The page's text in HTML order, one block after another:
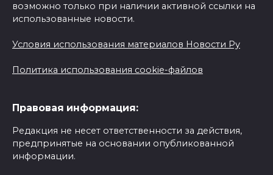
возможно только при наличии активной ссылки на
использованные новости.
Условия использования материалов Новости Ру
Политика использования cookie-файлов
Правовая информация:
Редакция не несет ответственности за действия,
предпринятые на основании опубликованной
информации.